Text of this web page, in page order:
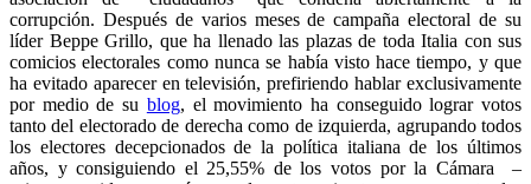
corrupción. Después de varios meses de campaña electoral de su
líder Beppe Grillo, que ha llenado las plazas de toda Italia con sus
comicios electorales como nunca se había visto hace tiempo, y que
ha evitado aparecer en televisión, prefiriendo hablar exclusivamente
por medio de su blog, el movimiento ha conseguido lograr votos
tanto del electorado de derecha como de izquierda, agrupando todos
los electores decepcionados de la política italiana de los últimos
años, y consiguiendo el 25,55% de los votos por la Cámara –